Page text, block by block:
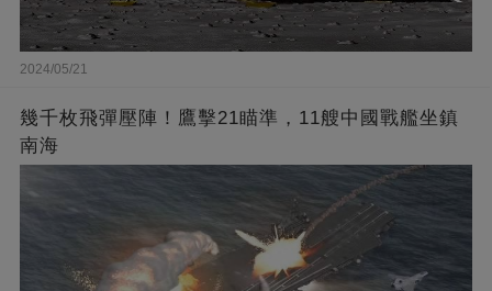
2024/05/21
幾千枚飛彈壓陣！鷹擊21瞄準，11艘中國戰艦坐鎮
南海